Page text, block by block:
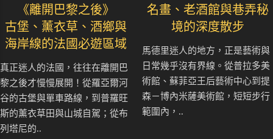
《離開巴黎之後》
古堡、薰衣草、酒鄉與
海岸線的法國必遊區域
真正迷人的法國，往往在離開巴
黎之後才慢慢展開！從羅亞爾河
谷的古堡與單車路線，到普羅旺
斯的薰衣草田與山城自駕；從布
列塔尼的..
名畫、老酒館與巷弄秘
境的深度散步
馬德里迷人的地方，正是藝術與
日常幾乎沒有界線。從普拉多美
術館、蘇菲亞王后藝術中心到提
森－博內米薩美術館，短短步行
範圍內，..